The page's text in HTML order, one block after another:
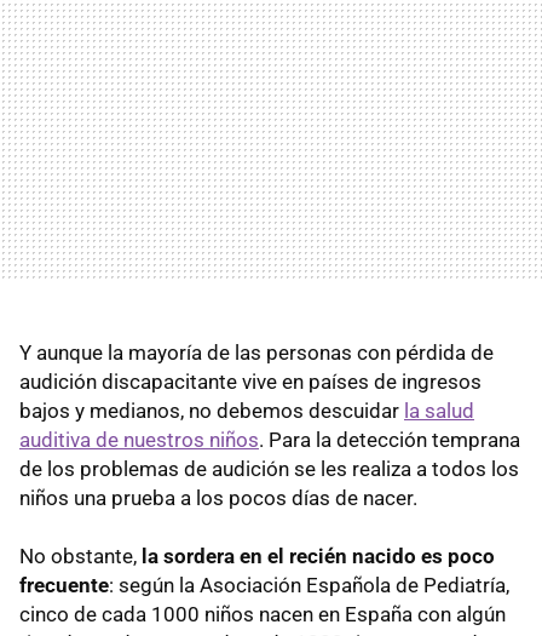
Y aunque la mayoría de las personas con pérdida de
audición discapacitante vive en países de ingresos
bajos y medianos, no debemos descuidar la salud
auditiva de nuestros niños. Para la detección temprana
de los problemas de audición se les realiza a todos los
niños una prueba a los pocos días de nacer.
No obstante, la sordera en el recién nacido es poco
frecuente: según la Asociación Española de Pediatría,
cinco de cada 1000 niños nacen en España con algún